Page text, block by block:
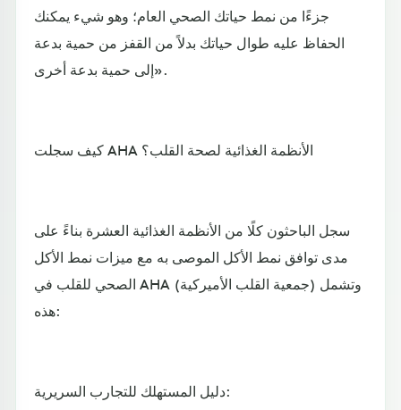
جزءًا من نمط حياتك الصحي العام؛ وهو شيء يمكنك
الحفاظ عليه طوال حياتك بدلاً من القفز من حمية بدعة
إلى حمية بدعة أخرى».
كيف سجلت AHA الأنظمة الغذائية لصحة القلب؟
سجل الباحثون كلًا من الأنظمة الغذائية العشرة بناءً على
مدى توافق نمط الأكل الموصى به مع ميزات نمط الأكل
الصحي للقلب في AHA (جمعية القلب الأميركية) وتشمل
هذه:
دليل المستهلك للتجارب السريرية: